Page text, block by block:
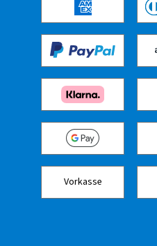
Vorkasse